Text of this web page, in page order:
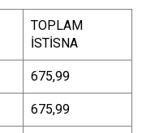
TOPLAM
İSTİSNA
675,99
675,99